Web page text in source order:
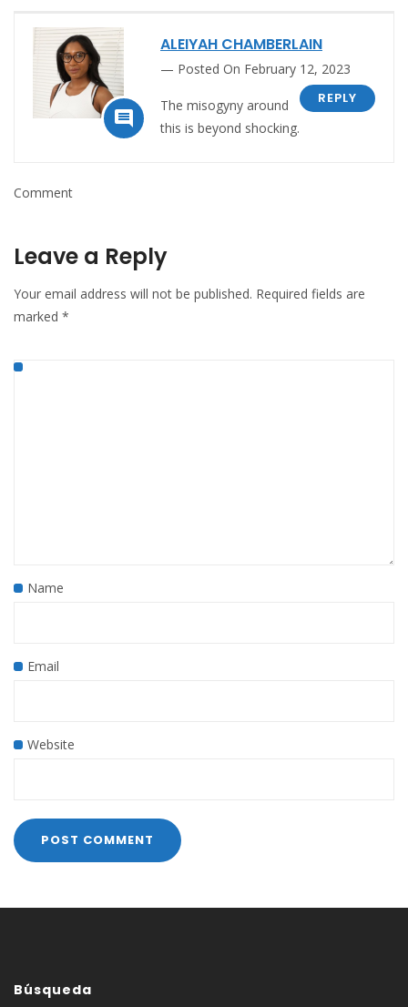

ALEIYAH CHAMBERLAIN
Posted On February 12, 2023
REPLY
The misogyny around
this is beyond shocking.
Comment
Leave a Reply
Your email address will not be published. Required fields are
marked *
Name
Email
Website
Búsqueda